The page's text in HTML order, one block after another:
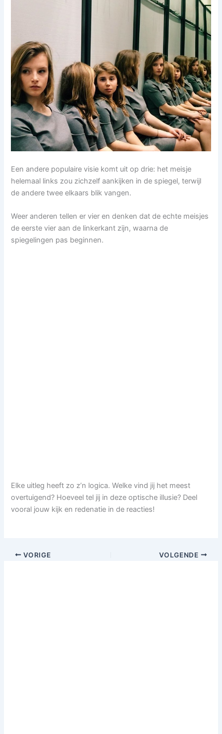
Een andere populaire visie komt uit op drie: het meisje
helemaal links zou zichzelf aankijken in de spiegel, terwijl
de andere twee elkaars blik vangen.
Weer anderen tellen er vier en denken dat de echte meisjes
de eerste vier aan de linkerkant zijn, waarna de
spiegelingen pas beginnen.
Elke uitleg heeft zo z’n logica. Welke vind jij het meest
overtuigend? Hoeveel tel jij in deze optische illusie? Deel
vooral jouw kijk en redenatie in de reacties!
VORIGE VOLGENDE